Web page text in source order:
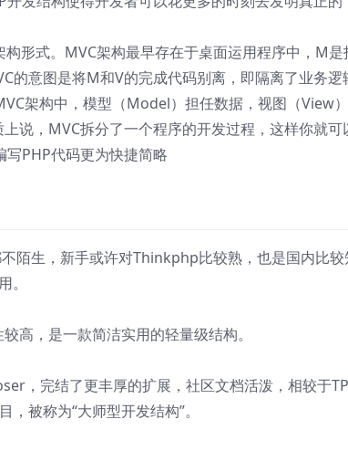
形式。MVC架构最早存在于桌面运用程序中，M是
的意图是将M和V的完成代码别离，即隔离了业务逻
架构中，模型（Model）担任数据，视图（View
说，MVC拆分了一个程序的开发过程，这样你就可
PHP代码更为快捷简略
陌生，新手或许对Thinkphp比较熟，也是国内比较
高，是一款简洁实用的轻量级结构。
，完结了更丰厚的扩展，社区文档活泼，相较于TP
被称为“大师型开发结构”。